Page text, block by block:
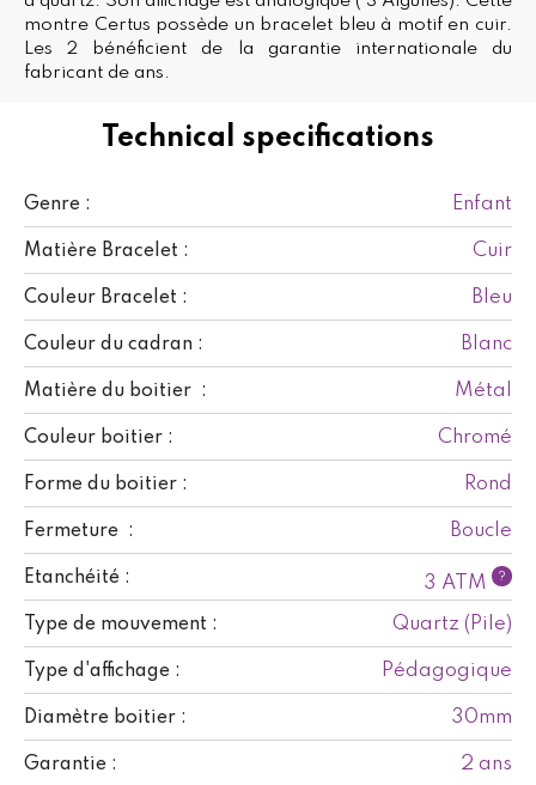
Technical specifications
Genre : Enfant
Matière Bracelet : Cuir
Couleur Bracelet : Bleu
Couleur du cadran : Blanc
Matière du boitier : Métal
Couleur boitier : Chromé
Forme du boitier : Rond
Fermeture : Boucle
Etanchéité : 3 ATM ?
Type de mouvement : Quartz (Pile)
Type d'affichage : Pédagogique
Diamètre boitier : 30mm
Garantie : 2 ans
montre Certus possède un bracelet bleu à motif en cuir.
Les 2 bénéficient de la garantie internationale du
fabricant de ans.